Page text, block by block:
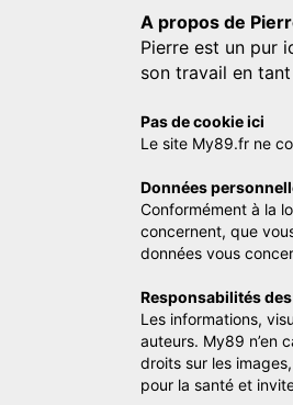
A propos de
Pierre est un pur
son travail en
Pas de cookie ici
Le site My89.fr ne
Données
Conformément à la
concernent, que
données vous
Responsabilités
Les informations,
auteurs. My89 n’en
droits sur les
pour la santé et